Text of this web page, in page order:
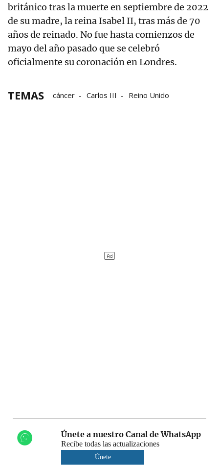
británico tras la muerte en septiembre de 2022
de su madre, la reina Isabel II, tras más de 70
años de reinado. No fue hasta comienzos de
mayo del año pasado que se celebró
oficialmente su coronación en Londres.
TEMAS cáncer Carlos III Reino Unido
Únete a nuestro Canal de WhatsApp
Recibe todas las actualizaciones
Únete